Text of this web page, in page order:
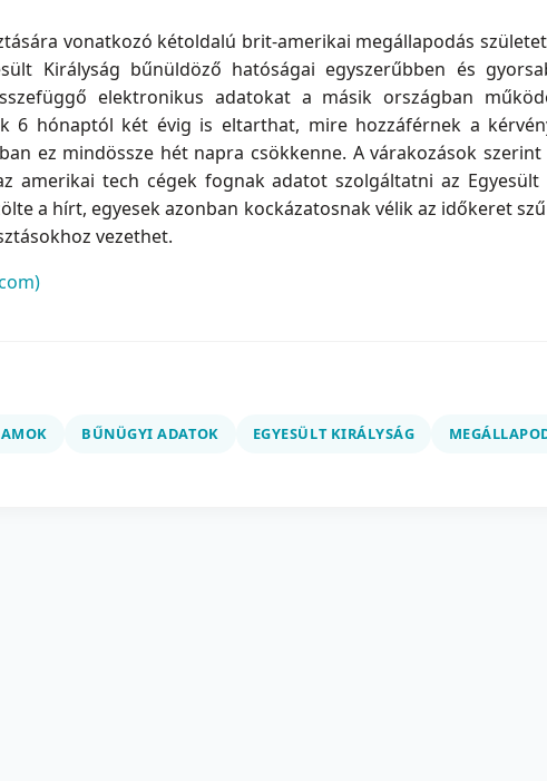
vonatkozó kétoldalú brit-amerikai megállapodás
Királyság bűnüldöző hatóságai egyszerűbben és
elektronikus adatokat a másik országban
6 hónaptól két évig is eltarthat, mire hozzáférnek a
ez mindössze hét napra csökkenne. A várakozások
amerikai tech cégek fognak adatot szolgáltatni az Egyesült
a hírt, egyesek azonban kockázatosnak vélik az időkeret
vezethet.
BŰNÜGYI ADATOK EGYESÜLT KIRÁLYSÁG